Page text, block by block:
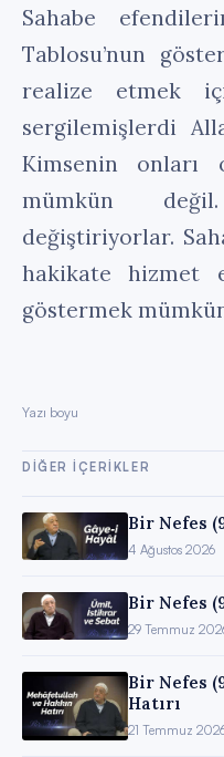
Sahabe
Tablosu’nun
realize etmek
sergilemişlerdi
Kimsenin onları
mümkün
değiştiriyorlar.
hakikate hizmet
göstermek
Yazı boyu
DIĞER IÇERIKLER
Bir Nefes
4 Ağustos 2026
Bir Nefes
29 Temmuz
Bir Nefes
Hatırı
21 Temmuz